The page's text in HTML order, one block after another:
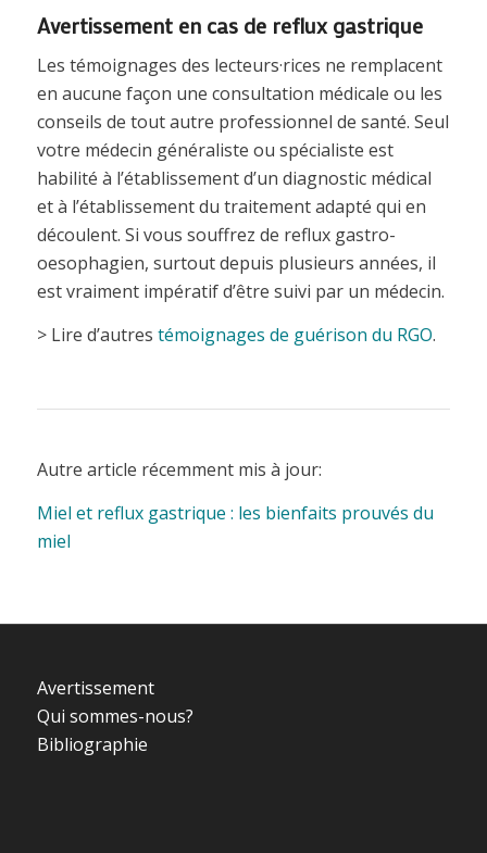
Avertissement en cas de reflux gastrique
Les témoignages des lecteurs·rices ne remplacent
en aucune façon une consultation médicale ou les
conseils de tout autre professionnel de santé. Seul
votre médecin généraliste ou spécialiste est
habilité à l’établissement d’un diagnostic médical
et à l’établissement du traitement adapté qui en
découlent. Si vous souffrez de reflux gastro-
oesophagien, surtout depuis plusieurs années, il
est vraiment impératif d’être suivi par un médecin.
> Lire d’autres témoignages de guérison du RGO.
Autre article récemment mis à jour:
Miel et reflux gastrique : les bienfaits prouvés du
miel
Avertissement
Qui sommes-nous?
Bibliographie